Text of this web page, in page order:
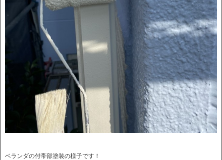
ベランダの付帯部塗装の様子です！